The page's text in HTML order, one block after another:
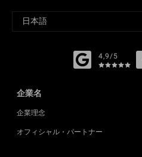
4,9/5
企業名
企業理念
オフィシャル・パートナー